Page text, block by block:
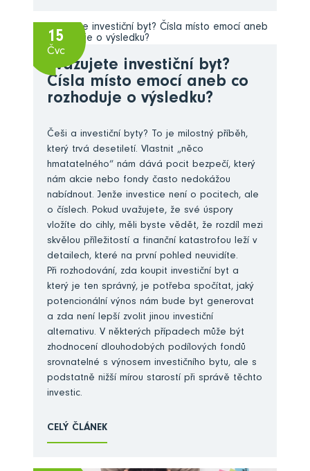
15
Čvc
Zvažujete investiční byt?
Čísla místo emocí aneb co
rozhoduje o výsledku?
Češi a investiční byty? To je milostný příběh,
který trvá desetiletí. Vlastnit „něco
hmatatelného“ nám dává pocit bezpečí, který
nám akcie nebo fondy často nedokážou
nabídnout. Jenže investice není o pocitech, ale
o číslech. Pokud uvažujete, že své úspory
vložíte do cihly, měli byste vědět, že rozdíl mezi
skvělou příležitostí a finanční katastrofou leží v
detailech, které na první pohled neuvidíte.
Při rozhodování, zda koupit investiční byt a
který je ten správný, je potřeba spočítat, jaký
potencionální výnos nám bude byt generovat
a zda není lepší zvolit jinou investiční
alternativu. V některých případech může být
zhodnocení dlouhodobých podílových fondů
srovnatelné s výnosem investičního bytu, ale s
podstatně nižší mírou starostí při správě těchto
investic.
CELÝ ČLÁNEK